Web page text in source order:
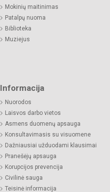
Mokinių maitinimas
Patalpų nuoma
Biblioteka
Muziejus
Informacija
Nuorodos
Laisvos darbo vietos
Asmens duomenų apsauga
Konsultavimasis su visuomene
Dažniausiai užduodami klausimai
Pranešėjų apsauga
Korupcijos prevencija
Civilinė sauga
Teisinė informacija